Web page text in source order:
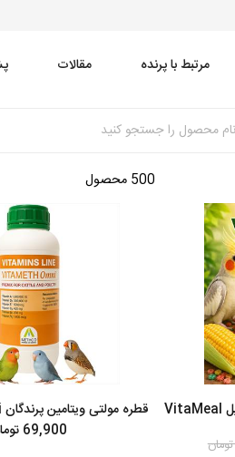
مرتبط با پرنده مقالات
500 محصول
پلت عروس هلندی و طوطی ها ویتامیل VitaMeal
قطره مولتی ویتامین پرندگان Vita omni ایتالیا
69,900 تومان